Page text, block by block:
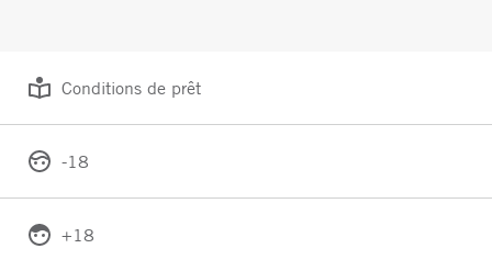
Conditions de prêt
-18
+18